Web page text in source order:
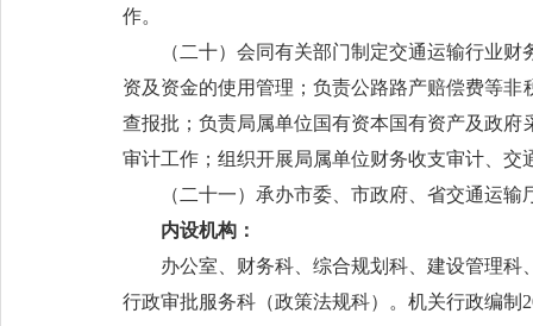
作。
（二十）会同有关部门制定交通运输行业
资及资金的使用管理；负责公路路产赔偿费等
查报批；负责局属单位国有资本国有资产及政
审计工作；组织开展局属单位财务收支审计、
（二十一）承办市委、市政府、省交通运输
内设机构：
办公室、财务科、综合规划科、建设管理
行政审批服务科（政策法规科）。机关行政编制